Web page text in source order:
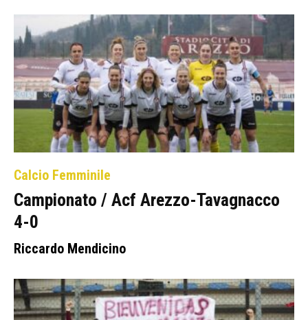
Calcio Femminile
Campionato / Acf Arezzo-Tavagnacco
4-0
Riccardo Mendicino